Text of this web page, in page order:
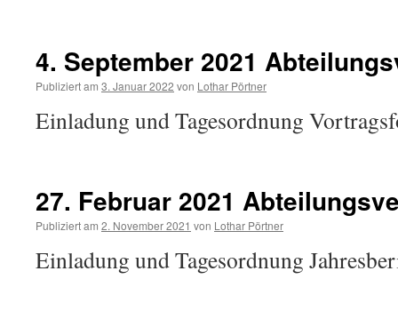
4. September 2021
Publiziert am 3. Januar 2022 von Lothar Pörtner
Einladung und Tagesordnung
27. Februar 2021
Publiziert am 2. November 2021 von Lothar Pörtner
Einladung und Tagesordnung